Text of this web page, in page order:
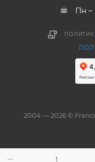
Пн –
2004 — 2026 ©